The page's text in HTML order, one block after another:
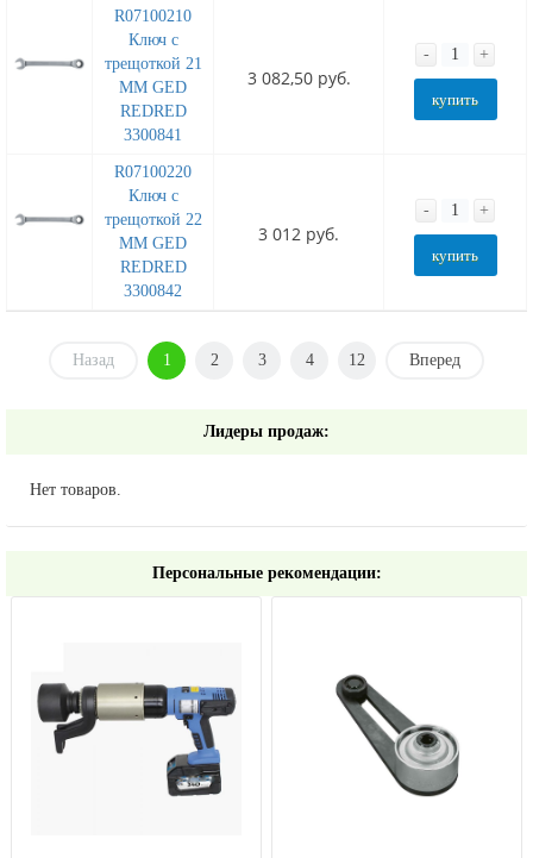
R07100210
Ключ с
трещоткой 21
MM GED
REDRED
3300841
3 082,50 руб.
- +
купить
R07100220
Ключ с
трещоткой 22
MM GED
REDRED
3300842
3 012 руб.
- +
купить
Назад 1 2 3 4 12 Вперед
Лидеры продаж:
Нет товаров.
Персональные рекомендации: